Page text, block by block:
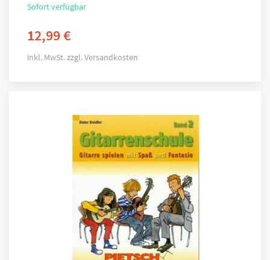
Sofort verfügbar
12,99€
inkl. MwSt.zzgl.Versandkosten